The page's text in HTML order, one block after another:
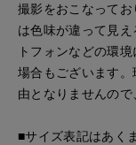
撮影をおこなって
は色味が違って見
トフォンなどの環
場合もございます
由となりませんので
■サイズ表記はあく